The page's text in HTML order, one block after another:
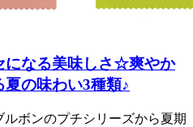
になる美味しさ☆爽やか
の味わい3種類♪
ルボンのプチシリーズから夏期